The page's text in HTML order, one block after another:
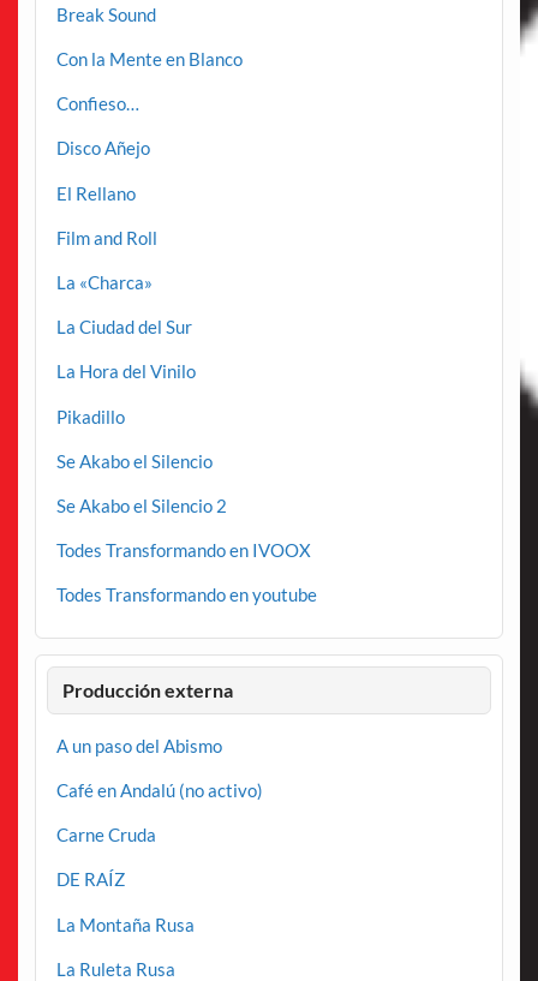
Break Sound
Con la Mente en Blanco
Confieso…
Disco Añejo
El Rellano
Film and Roll
La «Charca»
La Ciudad del Sur
La Hora del Vinilo
Pikadillo
Se Akabo el Silencio
Se Akabo el Silencio 2
Todes Transformando en IVOOX
Todes Transformando en youtube
Producción externa
A un paso del Abismo
Café en Andalú (no activo)
Carne Cruda
DE RAÍZ
La Montaña Rusa
La Ruleta Rusa